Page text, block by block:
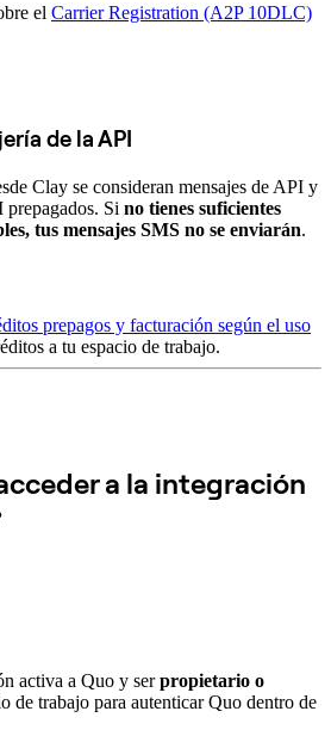
el Carrier Registration (A2P 10DLC)
de la API
Clay se consideran mensajes de API y
prepagados. Si no tienes suficientes
tus mensajes SMS no se enviarán.
prepagos y facturación según el uso
a tu espacio de trabajo.
a la integración
activa a Quo y serpropietario o
de trabajo para autenticar Quo dentro de